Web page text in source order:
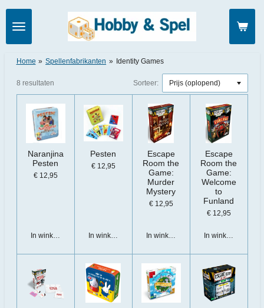
Ga
direct
naar
de
Home » Spellenfabrikanten » Identity Games
8 resultaten Sorteer:
Naranjina
Pesten
€ 12,95
In winkelwagen
Pesten
€ 12,95
In winkelwagen
Escape
Room the
Game:
Murder
Mystery
€ 12,95
In winkelwagen
Escape
Room the
Game:
Welcome
to
Funland
€ 12,95
In winkelwagen